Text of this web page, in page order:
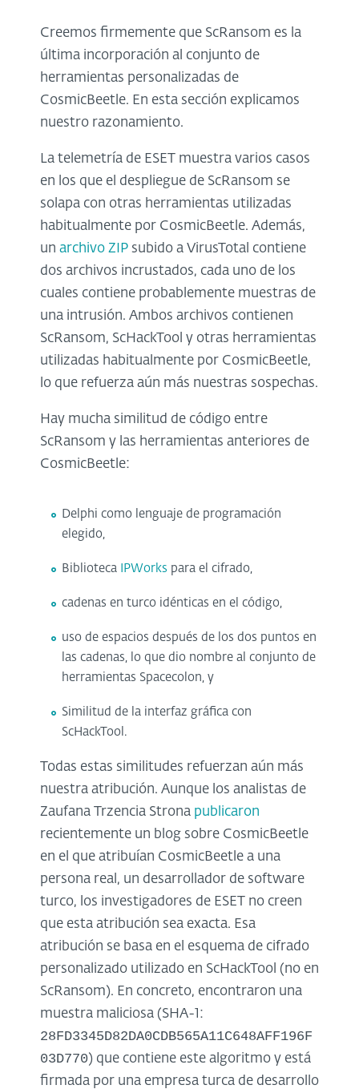
Creemos firmemente que ScRansom es la
última incorporación al conjunto de
herramientas personalizadas de
CosmicBeetle. En esta sección explicamos
nuestro razonamiento.
La telemetría de ESET muestra varios casos
en los que el despliegue de ScRansom se
solapa con otras herramientas utilizadas
habitualmente por CosmicBeetle. Además,
un archivo ZIP subido a VirusTotal contiene
dos archivos incrustados, cada uno de los
cuales contiene probablemente muestras de
una intrusión. Ambos archivos contienen
ScRansom, ScHackTool y otras herramientas
utilizadas habitualmente por CosmicBeetle,
lo que refuerza aún más nuestras sospechas.
Hay mucha similitud de código entre
ScRansom y las herramientas anteriores de
CosmicBeetle:
Delphi como lenguaje de programación
elegido,
Biblioteca IPWorks para el cifrado,
cadenas en turco idénticas en el código,
uso de espacios después de los dos puntos en
las cadenas, lo que dio nombre al conjunto de
herramientas Spacecolon, y
Similitud de la interfaz gráfica con
ScHackTool.
Todas estas similitudes refuerzan aún más
nuestra atribución. Aunque los analistas de
Zaufana Trzencia Strona publicaron
recientemente un blog sobre CosmicBeetle
en el que atribuían CosmicBeetle a una
persona real, un desarrollador de software
turco, los investigadores de ESET no creen
que esta atribución sea exacta. Esa
atribución se basa en el esquema de cifrado
personalizado utilizado en ScHackTool (no en
ScRansom). En concreto, encontraron una
muestra maliciosa (SHA-1:
28FD3345D82DA0CDB565A11C648AFF196F
03D770) que contiene este algoritmo y está
firmada por una empresa turca de desarrollo